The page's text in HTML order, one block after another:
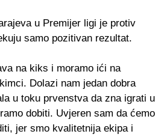
u Premijer ligi je protiv
samo pozitivan rezultat.
na kiks i moramo ići na
Dolazi nam jedan dobra
u toku prvenstva da zna igrati u
dobiti. Uvjeren sam da ćemo
jer smo kvalitetnija ekipa i